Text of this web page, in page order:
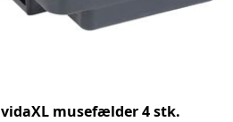
vidaXL musefælder 4 stk.